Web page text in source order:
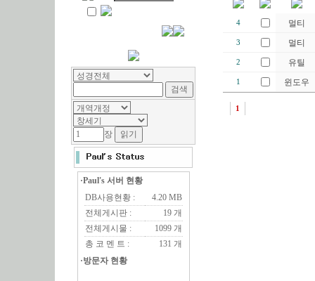
장
·Paul's 서버 현황
DB사용현황 :
4.20 MB
전체게시판 :
19 개
전체게시물 :
1099 개
총 코 멘 트 :
131 개
·방문자 현황
4 멀티
3 멀티
2 유틸
1 윈도우
1